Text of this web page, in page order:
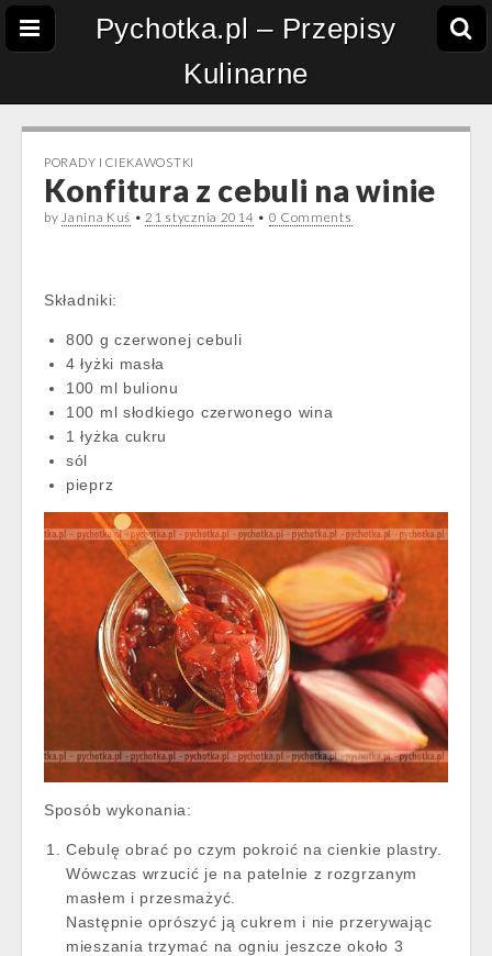
Pychotka.pl – Przepisy
Kulinarne
PORADY I CIEKAWOSTKI
Konfitura z cebuli na winie
byJanina Kuś •21 stycznia 2014 • 0 Comments
Składniki:
800 g czerwonej cebuli
4 łyżki masła
100 ml bulionu
100 ml słodkiego czerwonego wina
1 łyżka cukru
sól
pieprz
Sposób wykonania:
Cebulę obrać po czym pokroić na cienkie plastry.
Wówczas wrzucić je na patelnie z rozgrzanym
masłem i przesmażyć.
Następnie oprószyć ją cukrem i nie przerywając
mieszania trzymać na ogniu jeszcze około 3